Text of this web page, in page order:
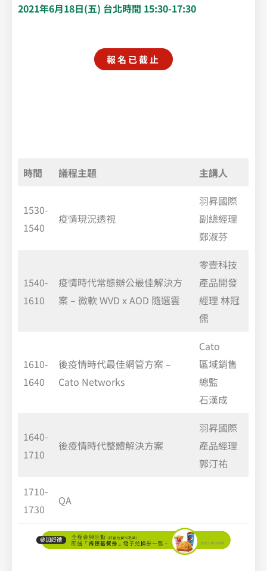
2021年6月18日(五) 台北時間 15:30-17:30
報名已截止
時間 議程主題 主講人
1530-
1540
疫情現況透視
羽昇國際
副總經理
鄭淑芬
1540-
1610
疫情時代常態辦公最佳解決方
案 – 微軟 WVD x AOD 隨選雲
零壹科技
產品開發
經理 林冠
儒
1610-
1640
後疫情時代最佳網管方案 –
Cato Networks
Cato
區域銷售
總監
石漢成
1640-
1710
後疫情時代整體解決方案
羽昇國際
產品經理
郭汀祐
1710-
1730
QA